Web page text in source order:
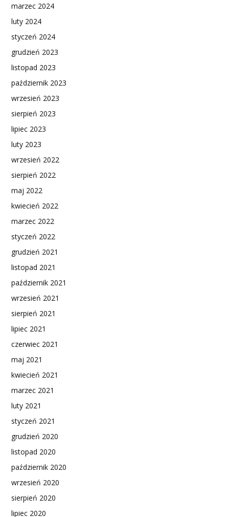
marzec 2024
luty 2024
styczeń 2024
grudzień 2023
listopad 2023
październik 2023
wrzesień 2023
sierpień 2023
lipiec 2023
luty 2023
wrzesień 2022
sierpień 2022
maj 2022
kwiecień 2022
marzec 2022
styczeń 2022
grudzień 2021
listopad 2021
październik 2021
wrzesień 2021
sierpień 2021
lipiec 2021
czerwiec 2021
maj 2021
kwiecień 2021
marzec 2021
luty 2021
styczeń 2021
grudzień 2020
listopad 2020
październik 2020
wrzesień 2020
sierpień 2020
lipiec 2020